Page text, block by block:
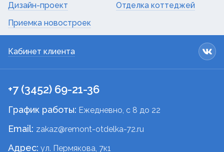
Дизайн-проект
Приемка новостроек
Отделка коттеджей
Кабинет клиента
+7 (3452) 69-21-36
График работы: Ежедневно, c 8 до 22
Email: zakaz@remont-otdelka-72.ru
Адрес: ул. Пермякова, 7к1